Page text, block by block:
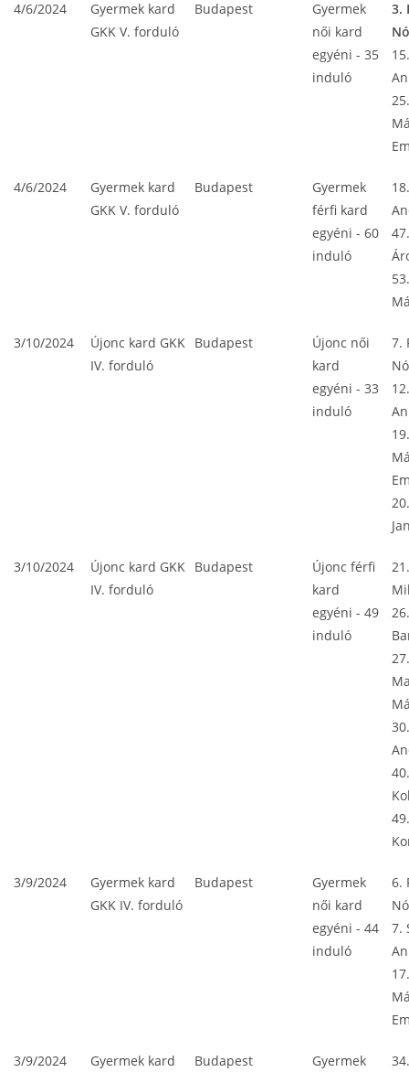
4/6/2024
Gyermek kard
GKK V. forduló
Budapest
Gyermek
női kard
egyéni - 35
induló
3.
4/6/2024
Gyermek kard
GKK V. forduló
Budapest
Gyermek
férfi kard
egyéni - 60
induló
3/10/2024
Újonc kard GKK
IV. forduló
Budapest
Újonc női
kard
egyéni - 33
induló
7.
3/10/2024
Újonc kard GKK
IV. forduló
Budapest
Újonc férfi
kard
egyéni - 49
induló
27.
3/9/2024
Gyermek kard
GKK IV. forduló
Budapest
Gyermek
női kard
egyéni - 44
induló
6.
7.
3/9/2024
Gyermek kard
Budapest
Gyermek